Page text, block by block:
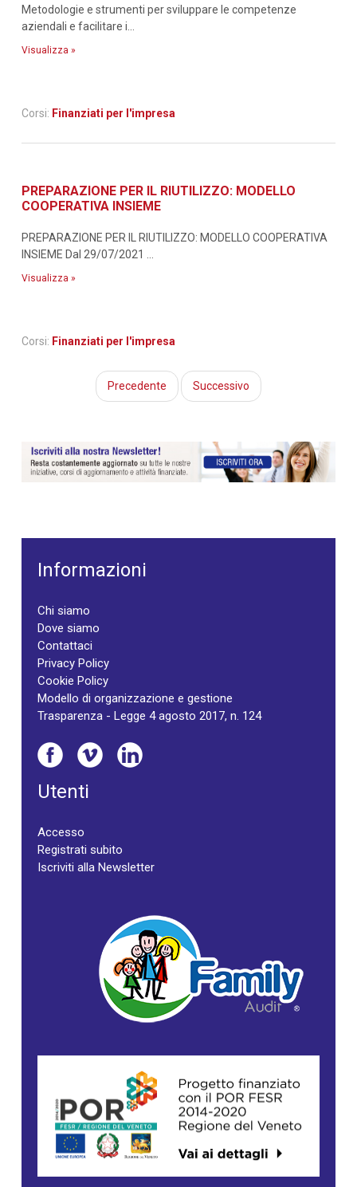
Metodologie e strumenti per sviluppare le competenze
aziendali e facilitare i...
Visualizza »
Corsi: Finanziati per l'impresa
PREPARAZIONE PER IL RIUTILIZZO: MODELLO
COOPERATIVA INSIEME
PREPARAZIONE PER IL RIUTILIZZO: MODELLO COOPERATIVA
INSIEME Dal 29/07/2021 ...
Visualizza »
Corsi: Finanziati per l'impresa
Precedente Successivo
Informazioni
Chi siamo
Dove siamo
Contattaci
Privacy Policy
Cookie Policy
Modello di organizzazione e gestione
Trasparenza - Legge 4 agosto 2017, n. 124
Utenti
Accesso
Registrati subito
Iscriviti alla Newsletter